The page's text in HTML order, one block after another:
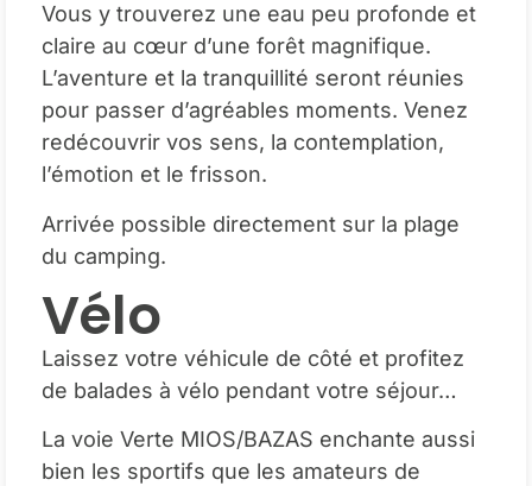
Vous y trouverez une eau peu profonde et
claire au cœur d’une forêt magnifique.
L’aventure et la tranquillité seront réunies
pour passer d’agréables moments. Venez
redécouvrir vos sens, la contemplation,
l’émotion et le frisson.
Arrivée possible directement sur la plage
du camping.
Vélo
Laissez votre véhicule de côté et profitez
de balades à vélo pendant votre séjour…
La voie Verte MIOS/BAZAS enchante aussi
bien les sportifs que les amateurs de